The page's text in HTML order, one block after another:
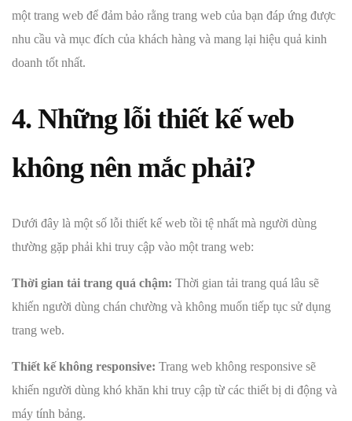
một trang web để đảm bảo rằng trang web của bạn đáp ứng được
nhu cầu và mục đích của khách hàng và mang lại hiệu quả kinh
doanh tốt nhất.
4. Những lỗi thiết kế web
không nên mắc phải?
Dưới đây là một số lỗi thiết kế web tồi tệ nhất mà người dùng
thường gặp phải khi truy cập vào một trang web:
Thời gian tải trang quá chậm: Thời gian tải trang quá lâu sẽ
khiến người dùng chán chường và không muốn tiếp tục sử dụng
trang web.
Thiết kế không responsive: Trang web không responsive sẽ
khiến người dùng khó khăn khi truy cập từ các thiết bị di động và
máy tính bảng.